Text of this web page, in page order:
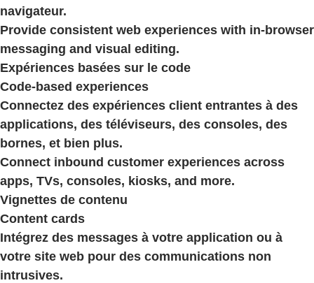
navigateur.
Provide consistent web experiences with in-browser
messaging and visual editing.
Expériences basées sur le code
Code-based experiences
Connectez des expériences client entrantes à des
applications, des téléviseurs, des consoles, des
bornes, et bien plus.
Connect inbound customer experiences across
apps, TVs, consoles, kiosks, and more.
Vignettes de contenu
Content cards
Intégrez des messages à votre application ou à
votre site web pour des communications non
intrusives.